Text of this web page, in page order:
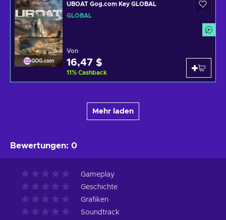
GOG.com
UBOAT Gog.com Key GLOBAL
GLOBAL
Von
16,47 $
11% Cashback
Mehr laden
Bewertungen: 0
Gameplay
Geschichte
Grafiken
Soundtrack